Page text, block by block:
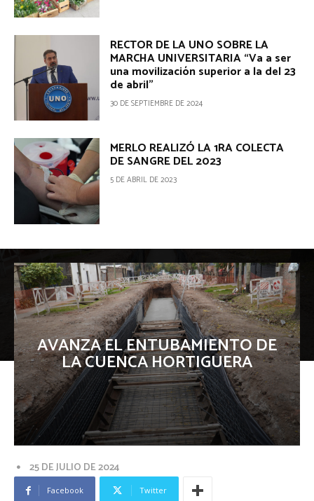
RECTOR DE LA UNO SOBRE LA
MARCHA UNIVERSITARIA “Va a ser
una movilización superior a la del 23
de abril”
30 DE SEPTIEMBRE DE 2024
MERLO REALIZÓ LA 1RA COLECTA
DE SANGRE DEL 2023
5 DE ABRIL DE 2023